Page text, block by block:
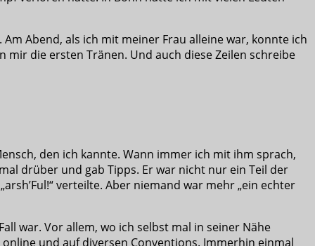
Abend, als ich mit meiner Frau alleine war, konnte ich
die ersten Tränen. Und auch diese Zeilen schreibe
den ich kannte. Wann immer ich mit ihm sprach,
drüber und gab Tipps. Er war nicht nur ein Teil der
verteilte. Aber niemand war mehr „ein echter
war. Vor allem, wo ich selbst mal in seiner Nähe
und auf diversen Conventions. Immerhin einmal